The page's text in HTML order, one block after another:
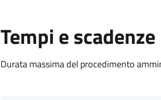
Tempi e scadenze
Durata massima del procedimento